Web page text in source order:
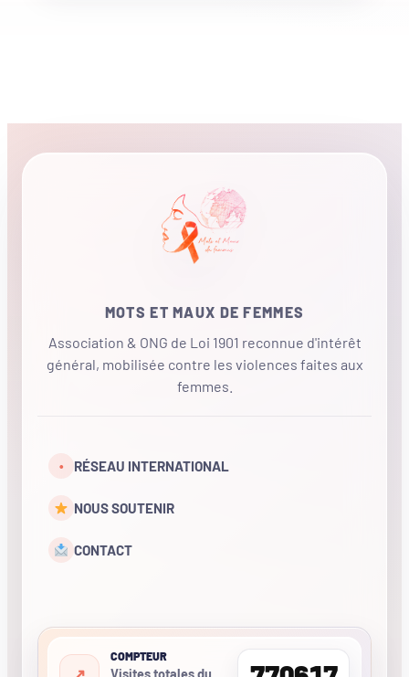
MOTS ET MAUX DE FEMMES
Association & ONG de Loi 1901 reconnue d'intérêt
général, mobilisée contre les violences faites aux
femmes.
• RÉSEAU INTERNATIONAL
NOUS SOUTENIR
CONTACT
COMPTEUR
Visites totales du